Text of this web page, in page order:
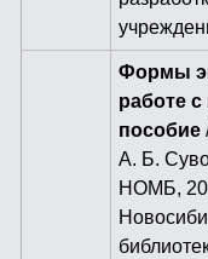
Формы
работе
пособие
А. Б.
НОМБ,